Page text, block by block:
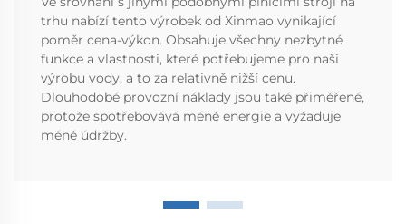
trhu nabízí tento výrobek od Xinmao vynikající
poměr cena-výkon. Obsahuje všechny nezbytné
funkce a vlastnosti, které potřebujeme pro naši
výrobu vody, a to za relativně nižší cenu.
Dlouhodobé provozní náklady jsou také přiměřené,
protože spotřebovává méně energie a vyžaduje
méně údržby.